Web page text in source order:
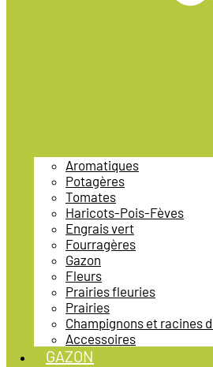
Aromatiques
Potagères
Tomates
Haricots-Pois-Fèves
Engrais vert
Fourragères
Gazon
Fleurs
Prairies fleuries
Prairies
Champignons et racines
Accessoires
GAZON